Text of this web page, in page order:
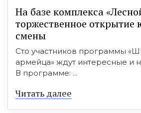
На базе комплекса
торжественное открытие
смены
Сто участников программы
армейца» ждут интересные и
В программе: ...
Читать далее